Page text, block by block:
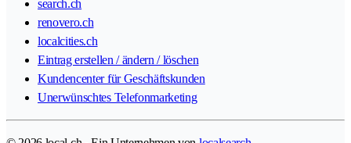
search.ch
renovero.ch
localcities.ch
Eintrag erstellen / ändern / löschen
Kundencenter für Geschäftskunden
Unerwünschtes Telefonmarketing